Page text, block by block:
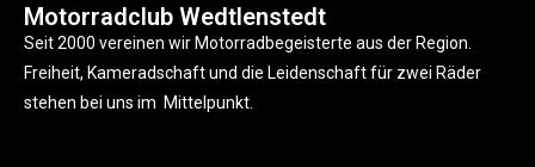
Motorradclub Wedtlenstedt
Seit 2000 vereinen wir Motorradbegeisterte aus der Region.
Freiheit, Kameradschaft und die Leidenschaft für zwei Räder
stehen bei uns im Mittelpunkt.